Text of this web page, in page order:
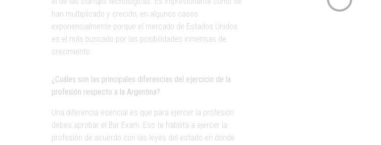
han multiplicado y crecido, en algunos casos
exponencialmente porque el mercado de Estados Unidos
es el más buscado por las posibilidades inmensas de
crecimiento.
¿Cuáles son las principales diferencias del ejercicio de la
profesión respecto a la Argentina?
Una diferencia esencial es que para ejercer la profesión
debes aprobar el Bar Exam. Eso te habilita a ejercer la
profesión de acuerdo con las leyes del estado en donde